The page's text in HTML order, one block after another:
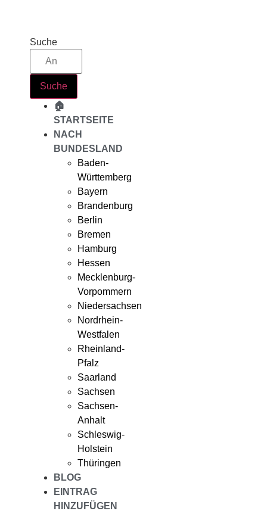
Suche
Suche
🏠
STARTSEITE
NACH
BUNDESLAND
Baden-
Württemberg
Bayern
Brandenburg
Berlin
Bremen
Hamburg
Hessen
Mecklenburg-
Vorpommern
Niedersachsen
Nordrhein-
Westfalen
Rheinland-
Pfalz
Saarland
Sachsen
Sachsen-
Anhalt
Schleswig-
Holstein
Thüringen
BLOG
EINTRAG
HINZUFÜGEN